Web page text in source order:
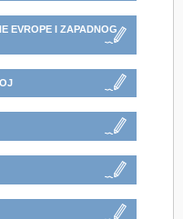
EVROPE I ZAPADNOG